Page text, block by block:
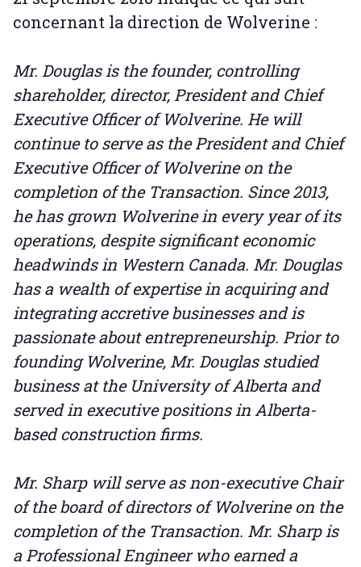
concernant la direction de Wolverine :
Mr. Douglas is the founder, controlling
shareholder, director, President and Chief
Executive Officer of Wolverine. He will
continue to serve as the President and Chief
Executive Officer of Wolverine on the
completion of the Transaction. Since 2013,
he has grown Wolverine in every year of its
operations, despite significant economic
headwinds in Western Canada. Mr. Douglas
has a wealth of expertise in acquiring and
integrating accretive businesses and is
passionate about entrepreneurship. Prior to
founding Wolverine, Mr. Douglas studied
business at the University of Alberta and
served in executive positions in Alberta-
based construction firms.
Mr. Sharp will serve as non-executive Chair
of the board of directors of Wolverine on the
completion of the Transaction. Mr. Sharp is
a Professional Engineer who earned a